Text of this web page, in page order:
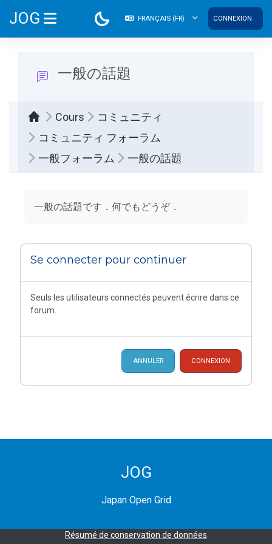
JOG
PANNEAU LATÉRAL
FRANÇAIS ‎(FR)‎ CONNEXION
一般の話題
Cours
コミュニティ
コミュニティ フォーラム
一般フォーラム
一般の話題
一般の話題です．何でもどうぞ．
Se connecter pour continuer
Seuls les utilisateurs connectés peuvent écrire dans ce
forum.
ANNULER CONNEXION
JOG
Japan Open Grid
Résumé de conservation de données